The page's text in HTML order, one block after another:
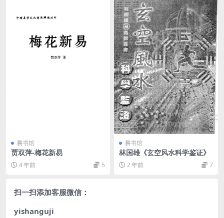
易书馆
贾双萍-梅花新易
4 年前 5
易书馆
林国雄《玄空风水科学鉴证》
2 年前 7
扫一扫添加客服微信：
yishanguji